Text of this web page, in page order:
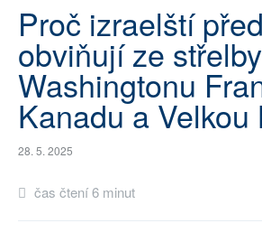
ARCHIV
ROZHOVORY
TÉMATA
Proč izraelští
obviňují ze
Washingtonu
Kanadu a Velkou
28. 5. 2025
čas čtení 6 minut